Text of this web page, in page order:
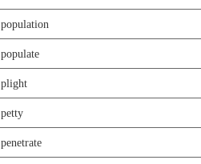
population
populate
plight
petty
penetrate